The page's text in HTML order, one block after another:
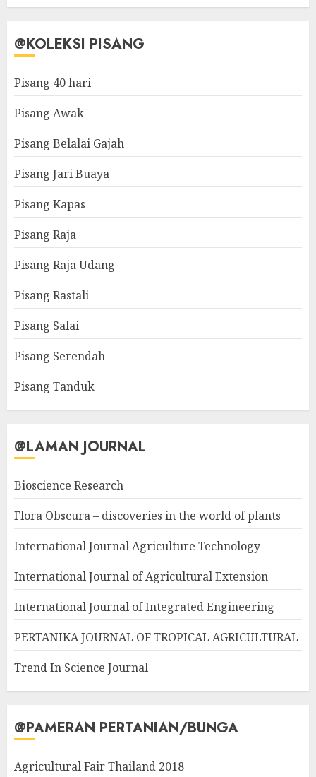
@KOLEKSI PISANG
Pisang 40 hari
Pisang Awak
Pisang Belalai Gajah
Pisang Jari Buaya
Pisang Kapas
Pisang Raja
Pisang Raja Udang
Pisang Rastali
Pisang Salai
Pisang Serendah
Pisang Tanduk
@LAMAN JOURNAL
Bioscience Research
Flora Obscura – discoveries in the world of plants
International Journal Agriculture Technology
International Journal of Agricultural Extension
International Journal of Integrated Engineering
PERTANIKA JOURNAL OF TROPICAL AGRICULTURAL
Trend In Science Journal
@PAMERAN PERTANIAN/BUNGA
Agricultural Fair Thailand 2018